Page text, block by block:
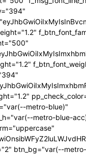
metro-blue)"
metro-blue-
btn_bg="var(--